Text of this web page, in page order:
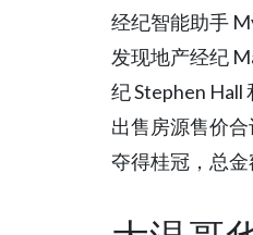
经纪智能助手
发现地产经纪
纪 Stephen Hall
出售房源售价合
夺得桂冠，总